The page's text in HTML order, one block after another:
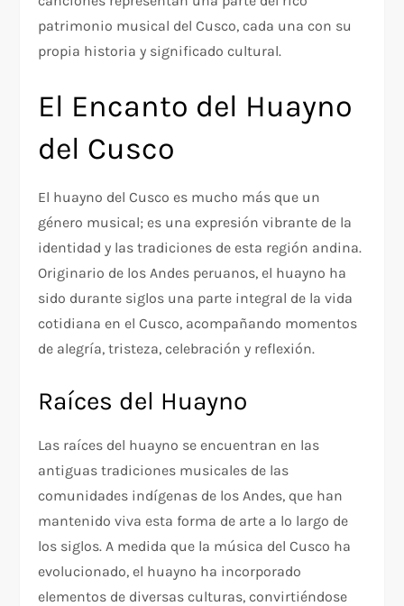
patrimonio musical del Cusco, cada una con su
propia historia y significado cultural.
El Encanto del Huayno
del Cusco
El huayno del Cusco es mucho más que un
género musical; es una expresión vibrante de la
identidad y las tradiciones de esta región andina.
Originario de los Andes peruanos, el huayno ha
sido durante siglos una parte integral de la vida
cotidiana en el Cusco, acompañando momentos
de alegría, tristeza, celebración y reflexión.
Raíces del Huayno
Las raíces del huayno se encuentran en las
antiguas tradiciones musicales de las
comunidades indígenas de los Andes, que han
mantenido viva esta forma de arte a lo largo de
los siglos. A medida que la música del Cusco ha
evolucionado, el huayno ha incorporado
elementos de diversas culturas, convirtiéndose